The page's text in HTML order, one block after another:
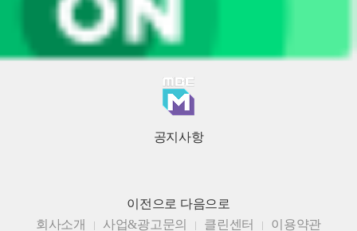
공지사항
이전으로 다음으로
회사소개
사업&광고문의 클린센터 이용약관